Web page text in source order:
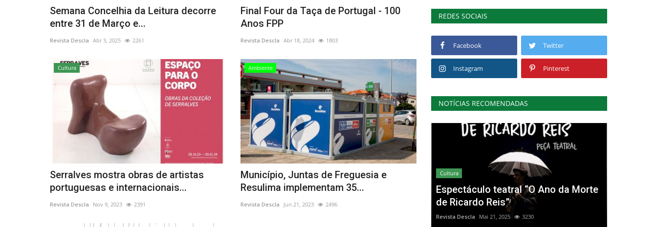
Semana Concelhia da Leitura decorre
entre 31 de Março e...
Revista Descla Abr 3, 2025 2261
Final Four da Taça de Portugal - 100
Anos FPP
Revista Descla Abr 18, 2024 1803
Cultura
Serralves mostra obras de artistas
portuguesas e internacionais...
Revista Descla Nov 9, 2023 2391
Ambiente
Município, Juntas de Freguesia e
Resulima implementam 35...
Revista Descla Jun 21, 2023 2496
REDES SOCIAIS
Facebook Twitter
Instagram Pinterest
NOTÍCIAS RECOMENDADAS
Cultura
Espectáculo teatral “O Ano da Morte
de Ricardo Reis”
Revista Descla Mai 21, 2025 3230